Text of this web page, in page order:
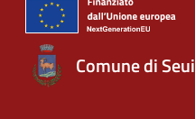
Comune di Seui